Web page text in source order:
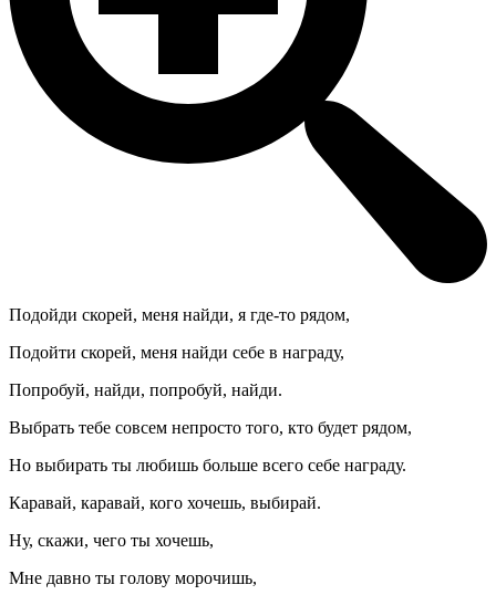
Подойди скорей, меня найди, я где-то рядом,
Подойти скорей, меня найди себе в награду,
Попробуй, найди, попробуй, найди.
Выбрать тебе совсем непросто того, кто будет рядом,
Но выбирать ты любишь больше всего себе награду.
Каравай, каравай, кого хочешь, выбирай.
Ну, скажи, чего ты хочешь,
Мне давно ты голову морочишь,